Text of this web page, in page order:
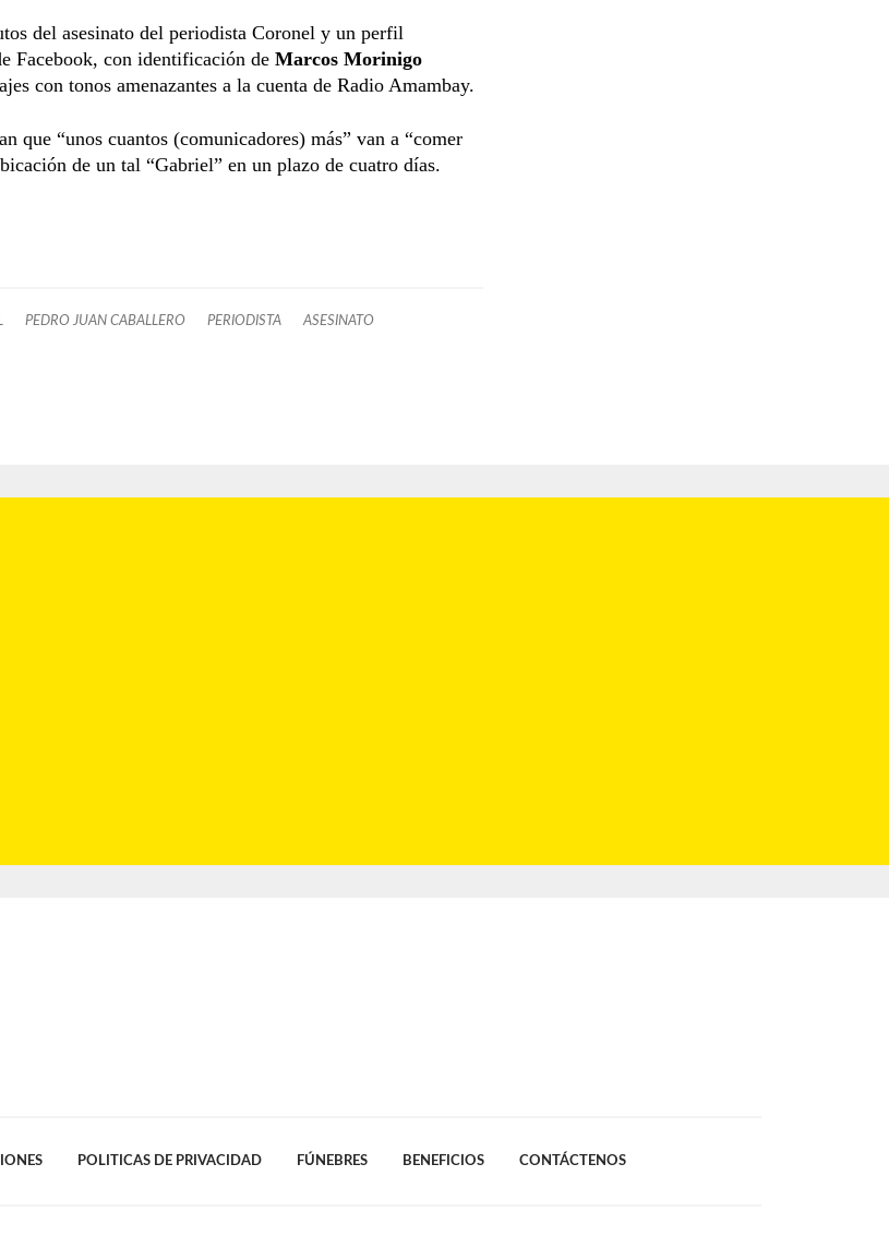
del asesinato del periodista Coronel y un perfil
Facebook, con identificación de Marcos Morinigo
con tonos amenazantes a la cuenta de Radio Amambay.
que “unos cuantos (comunicadores) más” van a “comer
de un tal “Gabriel” en un plazo de cuatro días.
PEDRO JUAN CABALLERO PERIODISTA ASESINATO
POLITICAS DE PRIVACIDAD FÚNEBRES BENEFICIOS CONTÁCTENOS